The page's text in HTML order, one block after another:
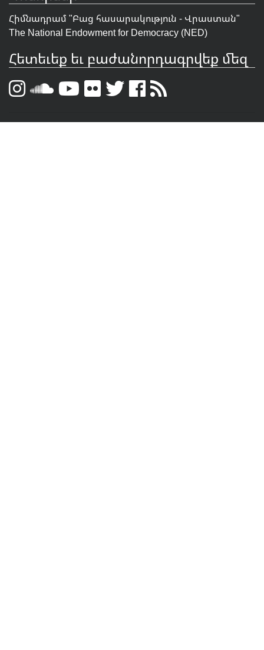
Հիմնադրամ "Բաց հասարակություն - Վրաստան"
The National Endowment for Democracy (NED)
Հետեւեք եւ բաժանորդագրվեք մեզ